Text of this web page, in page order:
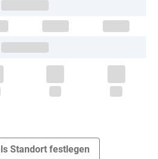
Standort festlegen